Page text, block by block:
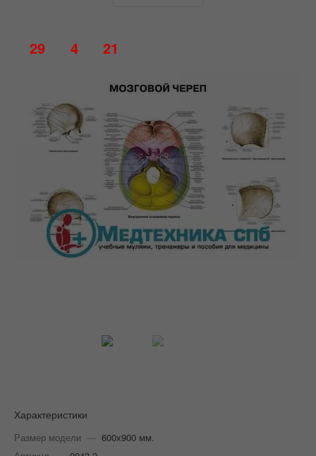
Характеристики
Размер модели — 600х900 мм.
29 4 21